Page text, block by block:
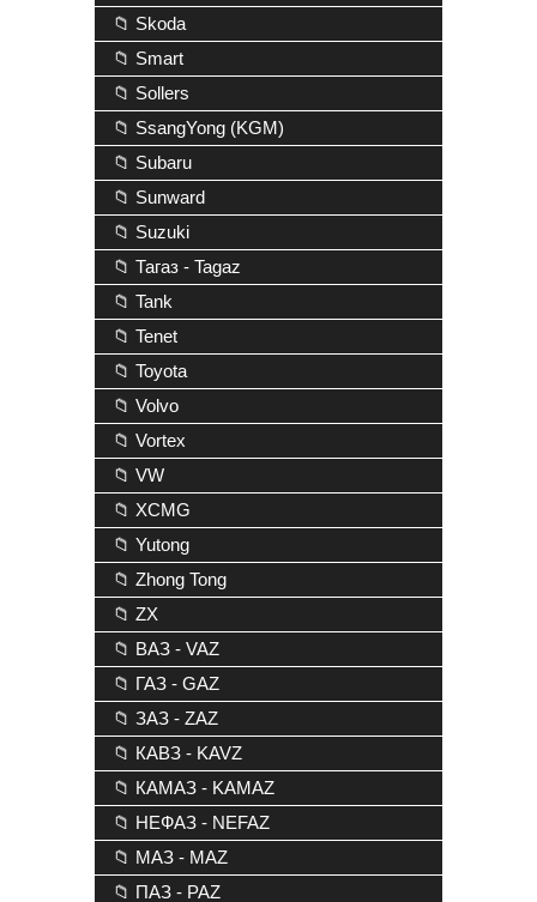
📁 Skoda
📁 Smart
📁 Sollers
📁 SsangYong (KGM)
📁 Subaru
📁 Sunward
📁 Suzuki
📁 Тагаз - Tagaz
📁 Tank
📁 Tenet
📁 Toyota
📁 Volvo
📁 Vortex
📁 VW
📁 XCMG
📁 Yutong
📁 Zhong Tong
📁 ZX
📁 ВАЗ - VAZ
📁 ГАЗ - GAZ
📁 ЗАЗ - ZAZ
📁 КАВЗ - KAVZ
📁 КАМАЗ - KAMAZ
📁 НЕФАЗ - NEFAZ
📁 МАЗ - MAZ
📁 ПАЗ - PAZ